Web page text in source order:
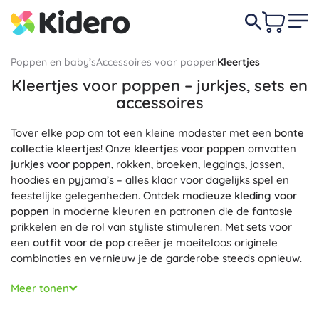
Poppen en baby’sAccessoires voor poppenKleertjes
Kleertjes voor poppen – jurkjes, sets en
accessoires
Tover elke pop om tot een kleine modester met een bonte
collectie kleertjes! Onze kleertjes voor poppen omvatten
jurkjes voor poppen, rokken, broeken, leggings, jassen,
hoodies en pyjama’s – alles klaar voor dagelijks spel en
feestelijke gelegenheden. Ontdek modieuze kleding voor
poppen in moderne kleuren en patronen die de fantasie
prikkelen en de rol van styliste stimuleren. Met sets voor
een outfit voor de pop creëer je moeiteloos originele
combinaties en vernieuw je de garderobe steeds opnieuw.
Poppenkleding
poppen van 28–30 cm, 36 cm en
Meer tonen